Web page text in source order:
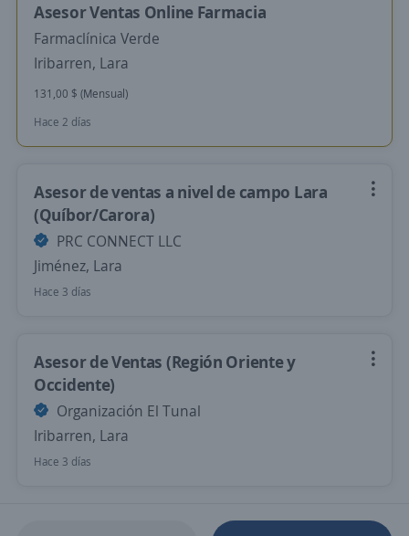
Asesor Ventas Online Farmacia
Farmaclínica Verde
Iribarren, Lara
131,00 $ (Mensual)
Hace 2 días
Asesor de ventas a nivel de campo Lara
(Quíbor/Carora)
PRC CONNECT LLC
Jiménez, Lara
Hace 3 días
Asesor de Ventas (Región Oriente y
Occidente)
Organización El Tunal
Iribarren, Lara
Hace 3 días